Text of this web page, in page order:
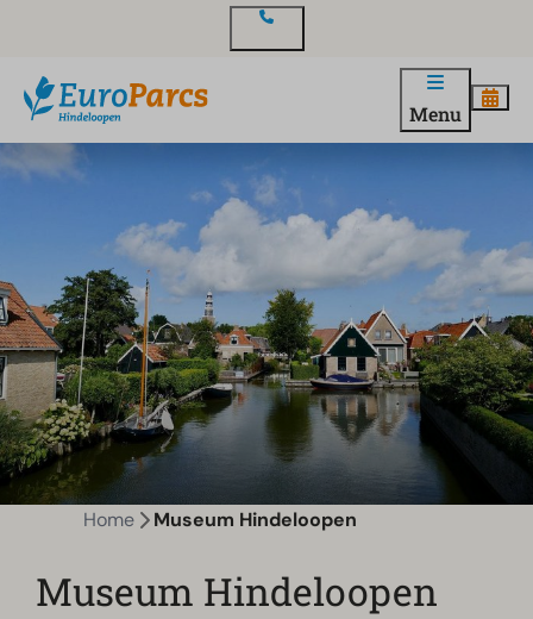
Menu
Home Museum Hindeloopen
Museum Hindeloopen